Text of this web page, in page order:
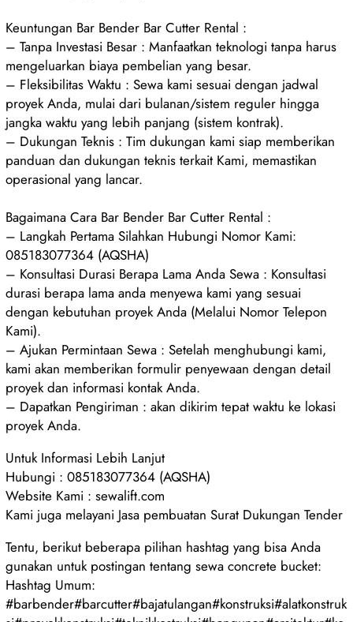
Keuntungan Bar Bender Bar Cutter Rental :
– Tanpa Investasi Besar : Manfaatkan teknologi tanpa harus
mengeluarkan biaya pembelian yang besar.
– Fleksibilitas Waktu : Sewa kami sesuai dengan jadwal
proyek Anda, mulai dari bulanan/sistem reguler hingga
jangka waktu yang lebih panjang (sistem kontrak).
– Dukungan Teknis : Tim dukungan kami siap memberikan
panduan dan dukungan teknis terkait Kami, memastikan
operasional yang lancar.
Bagaimana Cara Bar Bender Bar Cutter Rental :
– Langkah Pertama Silahkan Hubungi Nomor Kami:
085183077364 (AQSHA)
– Konsultasi Durasi Berapa Lama Anda Sewa : Konsultasi
durasi berapa lama anda menyewa kami yang sesuai
dengan kebutuhan proyek Anda (Melalui Nomor Telepon
Kami).
– Ajukan Permintaan Sewa : Setelah menghubungi kami,
kami akan memberikan formulir penyewaan dengan detail
proyek dan informasi kontak Anda.
– Dapatkan Pengiriman : akan dikirim tepat waktu ke lokasi
proyek Anda.
Untuk Informasi Lebih Lanjut
Hubungi : 085183077364 (AQSHA)
Website Kami : sewalift.com
Kami juga melayani Jasa pembuatan Surat Dukungan Tender
Tentu, berikut beberapa pilihan hashtag yang bisa Anda
gunakan untuk postingan tentang sewa concrete bucket:
Hashtag Umum:
#barbender#barcutter#bajatulangan#konstruksi#alatkonstruk